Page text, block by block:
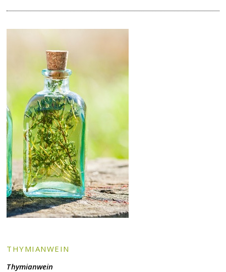
THYMIANWEIN
Thymianwein